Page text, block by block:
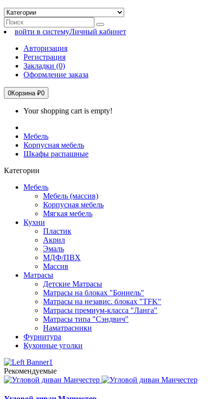
войти в системуЛичный кабинет
Авторизация
Регистрация
Закладки (0)
Оформление заказа
0Корзина ₽0
Your shopping cart is empty!
Мебель
Корпусная мебель
Шкафы распашные
Категории
Мебель
Мебель (массив)
Корпусная мебель
Мягкая мебель
Кухни
Пластик
Акрил
Эмаль
МДФ/ПВХ
Массив
Матрасы
Детские Матрасы
Матрасы на блоках "Боннель"
Матрасы на независ. блоках "TFK"
Матрасы премиум-класса "Ланга"
Матрасы типа "Сэндвич"
Наматрасники
Фурнитура
Кухонные уголки
Рекомендуемые